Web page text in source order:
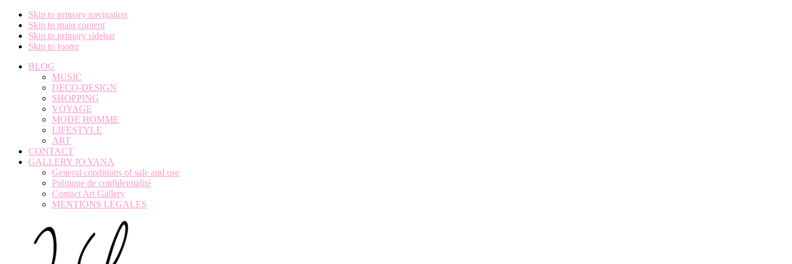
Skip to primary navigation
Skip to main content
Skip to primary sidebar
Skip to footer
BLOG
MUSIC
DECO-DESIGN
SHOPPING
VOYAGE
MODE HOMME
LIFESTYLE
ART
CONTACT
GALLERY JO YANA
General conditions of sale and use
Politique de confidentialité
Contact Art Gallery
MENTIONS LEGALES